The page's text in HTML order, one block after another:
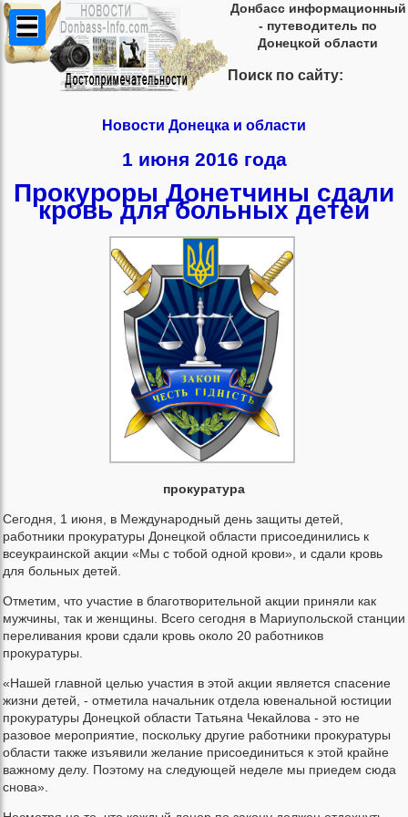
Донбасс информационный
- путеводитель по
Донецкой области
Поиск по сайту:
Новости Донецка и области
1 июня 2016 года
Прокуроры Донетчины сдали
кровь для больных детей
прокуратура
Сегодня, 1 июня, в Международный день защиты детей,
работники прокуратуры Донецкой области присоединились к
всеукраинской акции «Мы с тобой одной крови», и сдали кровь
для больных детей.
Отметим, что участие в благотворительной акции приняли как
мужчины, так и женщины. Всего сегодня в Мариупольской станции
переливания крови сдали кровь около 20 работников
прокуратуры.
«Нашей главной целью участия в этой акции является спасение
жизни детей, - отметила начальник отдела ювенальной юстиции
прокуратуры Донецкой области Татьяна Чекайлова - это не
разовое мероприятие, поскольку другие работники прокуратуры
области также изъявили желание присоединиться к этой крайне
важному делу. Поэтому на следующей неделе мы приедем сюда
снова».